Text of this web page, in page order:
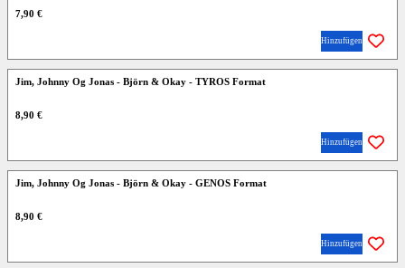
7,90 €
Hinzufügen
Jim, Johnny Og Jonas - Björn & Okay - TYROS Format
8,90 €
Hinzufügen
Jim, Johnny Og Jonas - Björn & Okay - GENOS Format
8,90 €
Hinzufügen